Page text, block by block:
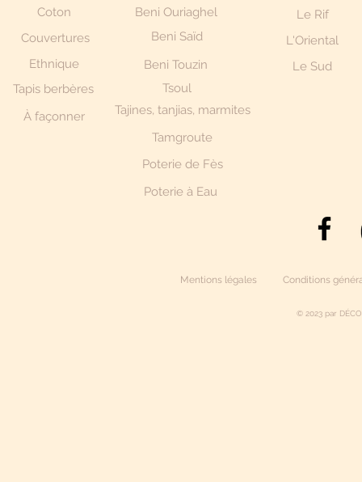
Coton
Couvertures
Ethnique
Tapis berbères
À façonner
Beni Ouriaghel
Beni Saïd
Beni Touzin
Le Rif
L'Oriental
Le Sud
Tsoul
Tajines, tanjias, marmites
Tamgroute
Poterie de Fès
Poterie à Eau
© 2023 par
Mentions légales Conditions